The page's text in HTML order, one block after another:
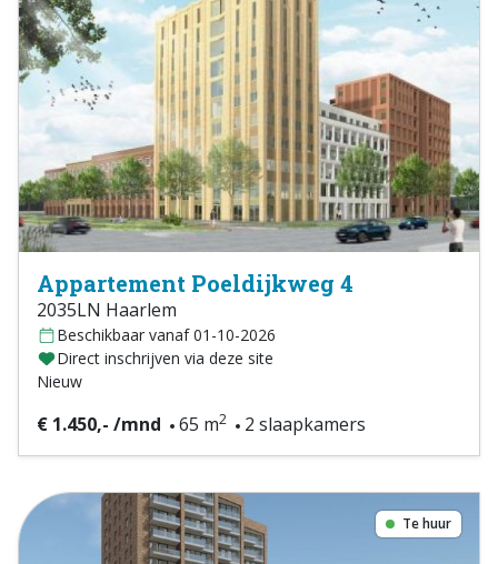
Appartement Poeldijkweg 4
2035LN Haarlem
Beschikbaar vanaf 01-10-2026
Direct inschrijven via deze site
Nieuw
€ 1.450,- /mnd 65 m2 2 slaapkamers
Te huur